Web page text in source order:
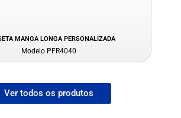
MANGA LONGA PERSONALIZADA
Modelo PFR4040
Ver todos os produtos